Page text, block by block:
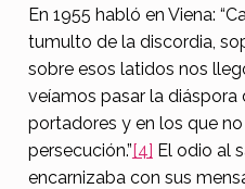
En 1955 habló en Viena:
tumulto de la discordia,
sobre esos latidos nos
veíamos pasar la diáspora
portadores y en los que
persecución.”[4] El odio al
encarnizaba con sus